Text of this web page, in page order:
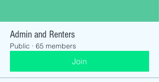
Admin and Renters
Public · 65 members
Join